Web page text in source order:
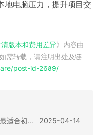
地电脑压力，提升项目交
版本和费用差异》内容由
需转载，请注明出处及链
post-id-2689/
草图大师渲染软件推荐：哪些软件最适合初学者使用？
2025-04-14